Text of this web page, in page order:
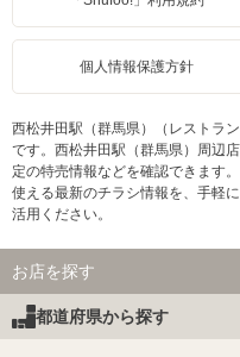
個人情報保護方針
西松井田駅（群馬県）（レストラ
です。西松井田駅（群馬県）周辺
定の特売情報などを確認できます
使える最新のチラシ情報を、手軽
活用ください。
お店を探す
都道府県から探す